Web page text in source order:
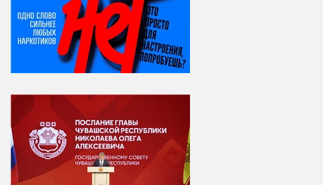
06 августа
Яков Яковлевич
Вебер